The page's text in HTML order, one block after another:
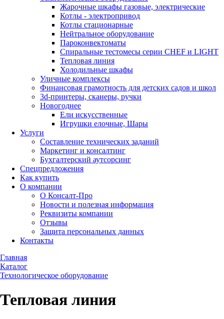
Жарочные шкафы газовые, электрические
Котлы - электропривод
Котлы стационарные
Нейтральное оборудование
Пароконвектоматы
Спиральные тестомесы серии CHEF и LIGHT
Тепловая линия
Холодильные шкафы
Уличные комплексы
Финансовая грамотность для детских садов и школ
3d-принтеры, сканеры, ручки
Новогоднее
Ели искусственные
Игрушки елочные, Шары
Услуги
Составление технических заданий
Маркетинг и консалтинг
Бухгалтерский аутсорсинг
Спецпредложения
Как купить
О компании
О Консалт-Про
Новости и полезная информация
Реквизиты компании
Отзывы
Защита персональных данных
Контакты
Главная
Каталог
Технологическое оборудование
Тепловая линия